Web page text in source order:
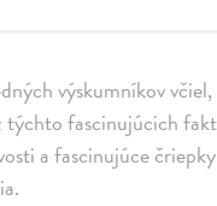
výskumníkov
týchto fascinujúcich
a fascinujúce